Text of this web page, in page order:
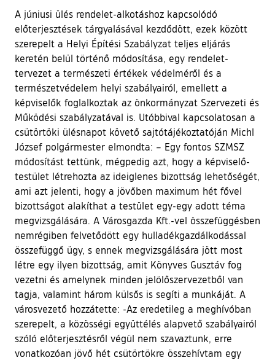
A júniusi ülés rendelet-alkotáshoz kapcsolódó
előterjesztések tárgyalásával kezdődött, ezek között
szerepelt a Helyi Építési Szabályzat teljes eljárás
keretén belül történő módosítása, egy rendelet-
tervezet a természeti értékek védelméről és a
természetvédelem helyi szabályairól, emellett a
képviselők foglalkoztak az önkormányzat Szervezeti és
Működési szabályzatával is. Utóbbival kapcsolatosan a
csütörtöki ülésnapot követő sajtótájékoztatóján Michl
József polgármester elmondta: – Egy fontos SZMSZ
módosítást tettünk, mégpedig azt, hogy a képviselő-
testület létrehozta az ideiglenes bizottság lehetőségét,
ami azt jelenti, hogy a jövőben maximum hét fővel
bizottságot alakíthat a testület egy-egy adott téma
megvizsgálására. A Városgazda Kft.-vel összefüggésben
nemrégiben felvetődött egy hulladékgazdálkodással
összefüggő ügy, s ennek megvizsgálására jött most
létre egy ilyen bizottság, amit Könyves Gusztáv fog
vezetni és amelynek minden jelölőszervezetből van
tagja, valamint három külsős is segíti a munkáját. A
városvezető hozzátette: -Az eredetileg a meghívóban
szerepelt, a közösségi együttélés alapvető szabályairól
szóló előterjesztésről végül nem szavaztunk, erre
vonatkozóan jövő hét csütörtökre összehívtam egy